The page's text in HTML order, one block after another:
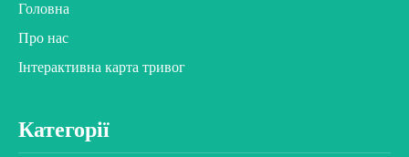
Головна
Про нас
Інтерактивна карта тривог
Категорії